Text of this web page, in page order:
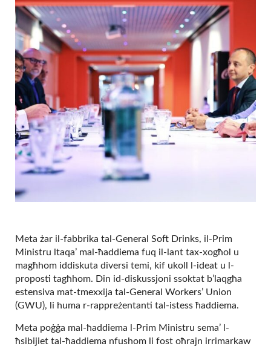
Meta żar il-fabbrika tal-General Soft Drinks, il-Prim
Ministru ltaqa’ mal-ħaddiema fuq il-lant tax-xogħol u
magħhom iddiskuta diversi temi, kif ukoll l-ideat u l-
proposti tagħhom. Din id-diskussjoni ssoktat b’laqgħa
estensiva mat-tmexxija tal-General Workers’ Union
(GWU), li huma r-rappreżentanti tal-istess ħaddiema.
Meta poġġa mal-ħaddiema l-Prim Ministru sema’ l-
ħsibijiet tal-ħaddiema nfushom li fost oħrajn irrimarkaw